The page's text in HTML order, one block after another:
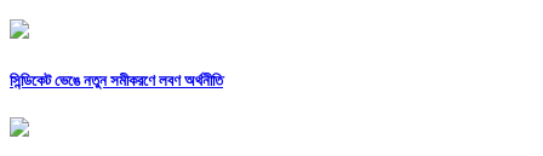
সিন্ডিকেট ভেঙে নতুন সমীকরণে লবণ অর্থনীতি